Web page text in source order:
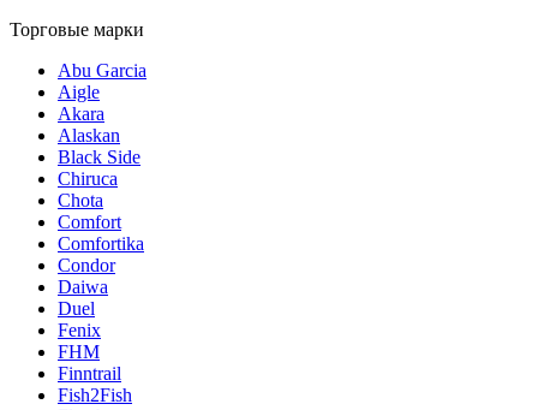
Торговые марки
Abu Garcia
Aigle
Akara
Alaskan
Black Side
Chiruca
Chota
Comfort
Comfortika
Condor
Daiwa
Duel
Fenix
FHM
Finntrail
Fish2Fish